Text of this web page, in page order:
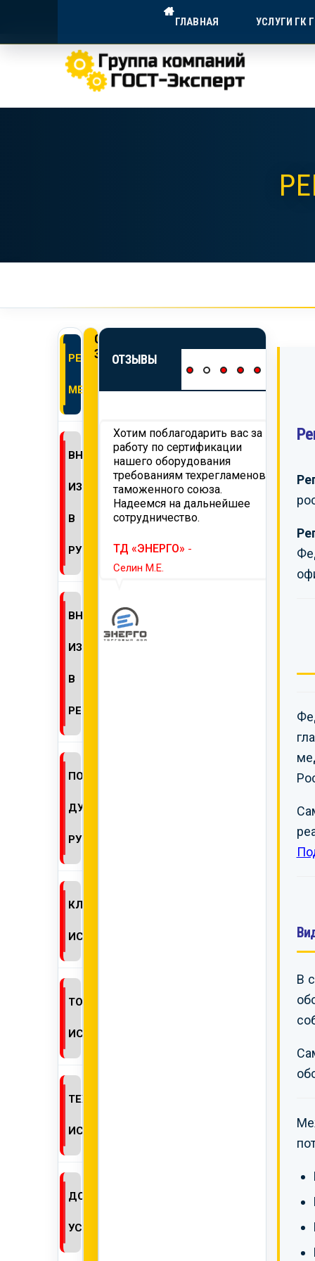
ГОСТ-ЭКСПЕРТ —
Экспертное сопровождение для
ГЛАВНАЯ УСЛУГИ ГК
РЕГИСТРАЦИЯ
МЕДИЗДЕЛИЙ
ВНЕСЕНИЕ
ИЗМЕНЕНИЙ
В
РУ
ВНЕСЕНИЕ
ИЗМЕНЕНИЙ
В
РЕГДОСЬЕ
ПОЛУЧЕНИЕ
ДУБЛИКАТА
РУ
КЛИНИЧЕСКИЕ
ИСПЫТАНИЯ
ТОКСИКОЛОГИЧЕСКИЕ
ИСПЫТАНИЯ
ТЕХНИЧЕСКИЕ
ИСПЫТАНИЯ
ДОПОЛНИТЕЛЬНЫЕ
УСЛУГИ
ОНЛАЙН
ЗАЯВКА
ОТЗЫВЫ
за всё, что вы
Хотим поблагодарить вас за
работу по сертификации
нашего оборудования
требованиям техрегламенов
таможенного союза.
Надеемся на дальнейшее
сотрудничество.
ТД «ЭНЕРГО» -
Селин М.Е.
Мы
АО
В